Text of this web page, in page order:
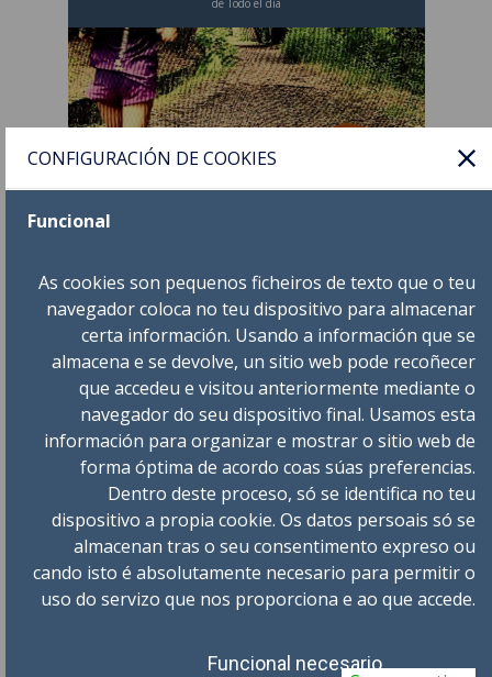
CONFIGURACIÓN DE COOKIES
Funcional
As cookies son pequenos ficheiros de texto que o teu
navegador coloca no teu dispositivo para almacenar
certa información. Usando a información que se
almacena e se devolve, un sitio web pode recoñecer
que accedeu e visitou anteriormente mediante o
navegador do seu dispositivo final. Usamos esta
información para organizar e mostrar o sitio web de
forma óptima de acordo coas súas preferencias.
Dentro deste proceso, só se identifica no teu
dispositivo a propia cookie. Os datos persoais só se
almacenan tras o seu consentimento expreso ou
cando isto é absolutamente necesario para permitir o
uso do servizo que nos proporciona e ao que accede.
Funcional necesario
de Todo el dia
TRAIL DE SARGADELOS
24 XUL
ESPECTÁCULO DE RÚA NAS FESTAS
DE SARGADELOS